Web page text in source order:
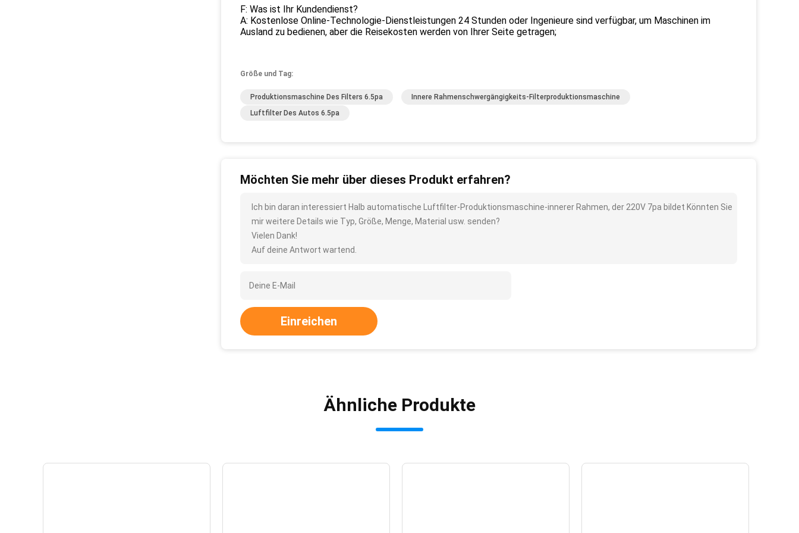
F: Was ist Ihr Kundendienst?
A: Kostenlose Online-Technologie-Dienstleistungen 24 Stunden oder Ingenieure sind verfügbar, um Maschinen im
Ausland zu bedienen, aber die Reisekosten werden von Ihrer Seite getragen;
Größe und Tag:
Produktionsmaschine Des Filters 6.5pa
Innere Rahmenschwergängigkeits-Filterproduktionsmaschine
Luftfilter Des Autos 6.5pa
Möchten Sie mehr über dieses Produkt erfahren?
Ich bin daran interessiert Halb automatische Luftfilter-Produktionsmaschine-innerer Rahmen, der 220V 7pa bildet Könnten Sie
mir weitere Details wie Typ, Größe, Menge, Material usw. senden?
Vielen Dank!
Auf deine Antwort wartend.
Einreichen
Ähnliche Produkte